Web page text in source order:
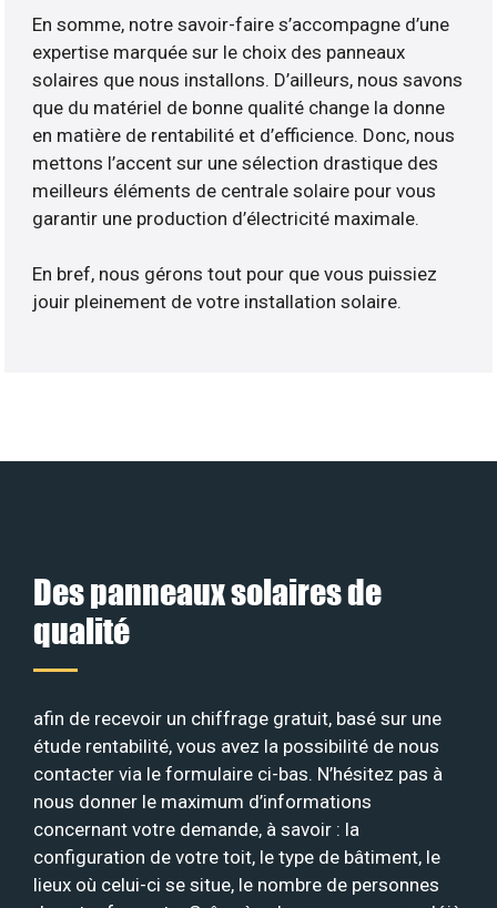
En somme, notre savoir-faire s’accompagne d’une
expertise marquée sur le choix des panneaux
solaires que nous installons. D’ailleurs, nous savons
que du matériel de bonne qualité change la donne
en matière de rentabilité et d’efficience. Donc, nous
mettons l’accent sur une sélection drastique des
meilleurs éléments de centrale solaire pour vous
garantir une production d’électricité maximale.
En bref, nous gérons tout pour que vous puissiez
jouir pleinement de votre installation solaire.
Des panneaux solaires de
qualité
afin de recevoir un chiffrage gratuit, basé sur une
étude rentabilité, vous avez la possibilité de nous
contacter via le formulaire ci-bas. N’hésitez pas à
nous donner le maximum d’informations
concernant votre demande, à savoir : la
configuration de votre toit, le type de bâtiment, le
lieux où celui-ci se situe, le nombre de personnes